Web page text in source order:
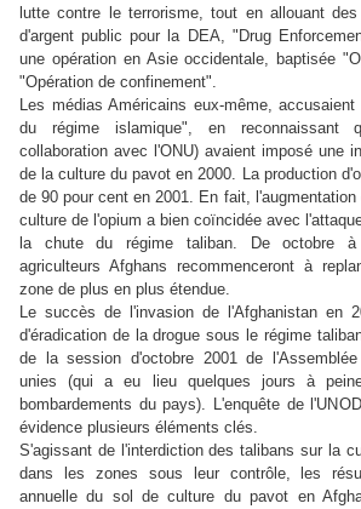
lutte contre le terrorisme, tout en allouant
d'argent public pour la DEA, "Drug
une opération en Asie occidentale, baptisée
"Opération de confinement".
Les médias Américains eux-même,
du régime islamique", en reconnaissant
collaboration avec l'ONU) avaient imposé une
de la culture du pavot en 2000. La production
de 90 pour cent en 2001. En fait,
culture de l'opium a bien coïncidée avec
la chute du régime taliban. De octobre à
agriculteurs Afghans recommenceront à
zone de plus en plus étendue.
Le succès de l'invasion de l'Afghanistan en
d'éradication de la drogue sous le régime
de la session d'octobre 2001 de
unies (qui a eu lieu quelques jours à
bombardements du pays). L'enquête de
évidence plusieurs éléments clés.
S'agissant de l'interdiction des talibans sur la
dans les zones sous leur contrôle, les
annuelle du sol de culture du pavot en